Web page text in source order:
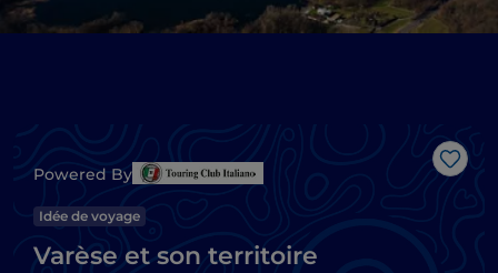
Powered By
Idée de voyage
Varèse et son territoire